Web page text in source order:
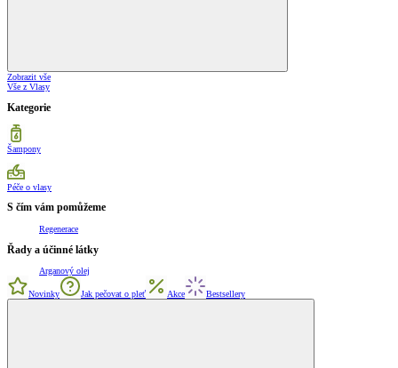
Zobrazit vše
Vše z Vlasy
Kategorie
Šampony
Péče o vlasy
S čím vám pomůžeme
Regenerace
Řady a účinné látky
Arganový olej
Novinky Jak pečovat o pleť Akce Bestsellery